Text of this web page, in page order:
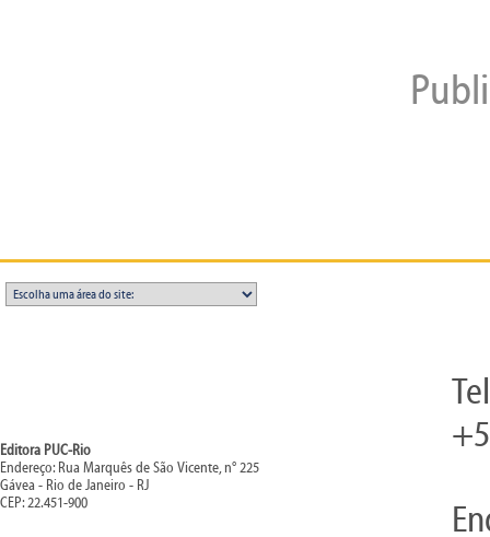
Editora PUC-Rio
Endereço: Rua Marquês de São Vicente, n° 225
Gávea - Rio de Janeiro - RJ
CEP: 22.451-900